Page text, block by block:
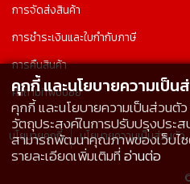
การจัดส่งสินค้า
การชำระเงินและใบกำกับภาษี
การคืนสินค้า
คำถามที่พบบ่อย
นโยบายคุกกี้ นโยบายความเป็นส่วนตัว
คุกกี้ และนโยบายความเป็น
คุกกี้ และนโยบายความเป็นส่วนตั
วัตถุประสงค์ในการปรับปรุงประ
สามารถพัฒนาคุณภาพของเว็บไซ
รายละเอียดเพิ่มเติมที่อ่านต่อ